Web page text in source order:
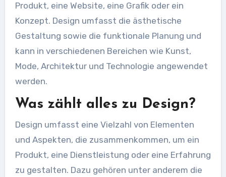
Produkt, eine Website, eine Grafik oder ein
Konzept. Design umfasst die ästhetische
Gestaltung sowie die funktionale Planung und
kann in verschiedenen Bereichen wie Kunst,
Mode, Architektur und Technologie angewendet
werden.
Was zählt alles zu Design?
Design umfasst eine Vielzahl von Elementen
und Aspekten, die zusammenkommen, um ein
Produkt, eine Dienstleistung oder eine Erfahrung
zu gestalten. Dazu gehören unter anderem die